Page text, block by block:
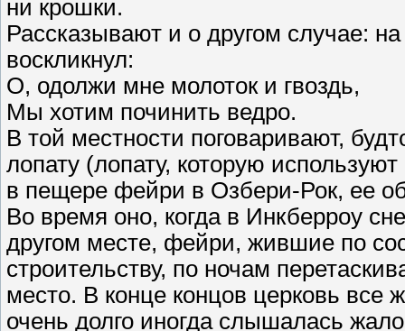
ни крошки.
Рассказывают и о другом случае:
воскликнул:
О, одолжи мне молоток и гвоздь,
Мы хотим починить ведро.
В той местности поговаривают,
лопату (лопату, которую
в пещере фейри в Озбери-Рок, ее
Во время оно, когда в Инкберроу
другом месте, фейри, жившие по
строительству, по ночам
место. В конце концов церковь все
очень долго иногда слышалась